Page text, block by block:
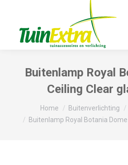
Buitenlamp Royal
Ceiling Clear
Je bent hier:Home Buitenverlichting
Buitenlamp Royal Botania